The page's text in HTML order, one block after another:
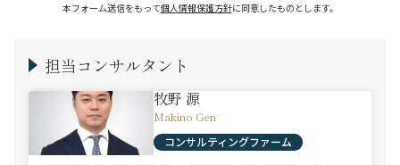
本フォーム送信をもって個人情報保護方針に同意したものとします。
担当コンサルタント
牧野 源
Makino Gen
コンサルティングファーム